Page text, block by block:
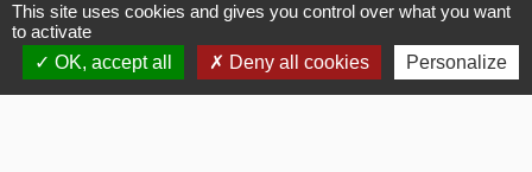
This site uses cookies and gives you control over what you want
to activate
OK, accept all
Deny all cookies Personalize